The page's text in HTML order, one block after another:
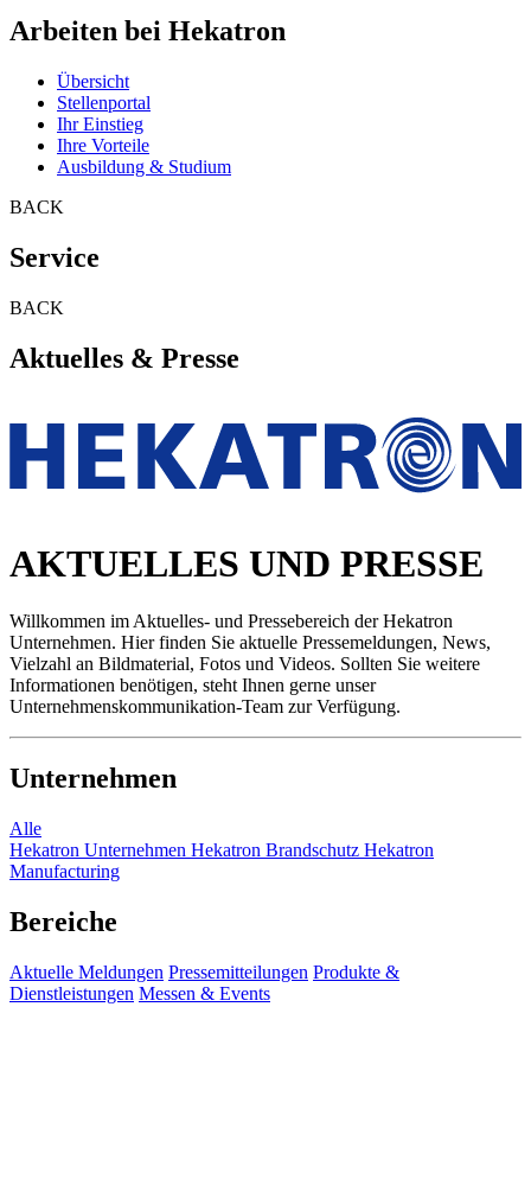
Arbeiten bei Hekatron
Übersicht
Stellenportal
Ihr Einstieg
Ihre Vorteile
Ausbildung & Studium
BACK
Service
BACK
Aktuelles & Presse
AKTUELLES UND PRESSE
Willkommen im Aktuelles- und Pressebereich der Hekatron
Unternehmen. Hier finden Sie aktuelle Pressemeldungen, News,
Vielzahl an Bildmaterial, Fotos und Videos. Sollten Sie weitere
Informationen benötigen, steht Ihnen gerne unser
Unternehmenskommunikation-Team zur Verfügung.
Unternehmen
Alle
Hekatron Unternehmen Hekatron Brandschutz Hekatron
Manufacturing
Bereiche
Aktuelle Meldungen Pressemitteilungen Produkte &
Dienstleistungen Messen & Events